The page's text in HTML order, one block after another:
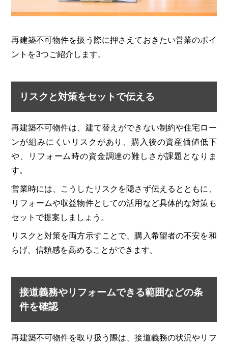
再建築不可物件を扱う際に押さえておきたい営業のポイ
ントを3つご紹介します。
リスクと対策をセットで伝える
再建築不可物件は、建て替えができない制約や住宅ロー
ンが組みにくいリスクがあり、購入後の資産価値低下
や、リフォーム時の資金調達の難しさが課題となりま
す。
営業時には、こうしたリスクを隠さず伝えるとともに、
リフォームや収益物件としての活用など具体的な対策も
セットで提案しましょう。
リスクと対策を両方示すことで、購入希望者の不安を和
らげ、信頼感を高めることができます。
接道義務やリフォームできる範囲などの条
件を確認
再建築不可物件を取り扱う際は、接道義務の状況やリフ